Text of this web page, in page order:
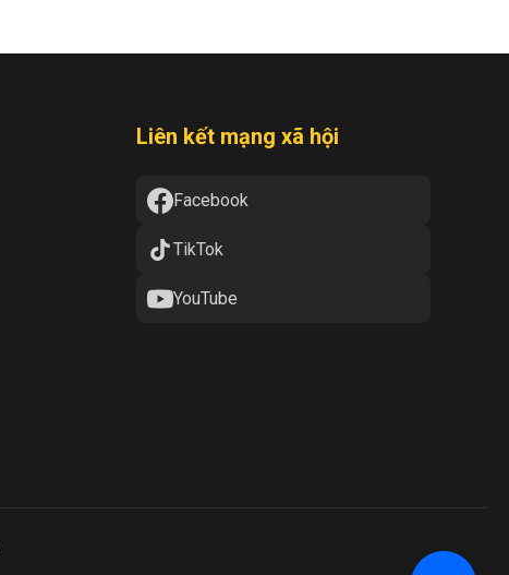
Liên kết mạng xã hội
Facebook
TikTok
YouTube